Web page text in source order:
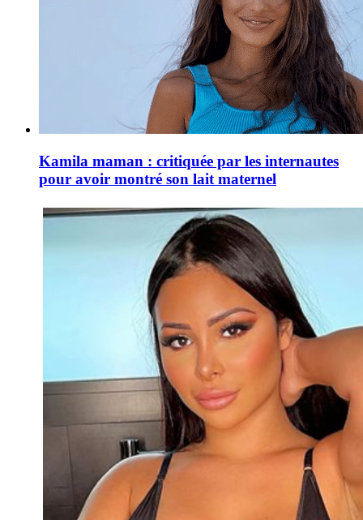
Kamila maman : critiquée par les internautes
pour avoir montré son lait maternel